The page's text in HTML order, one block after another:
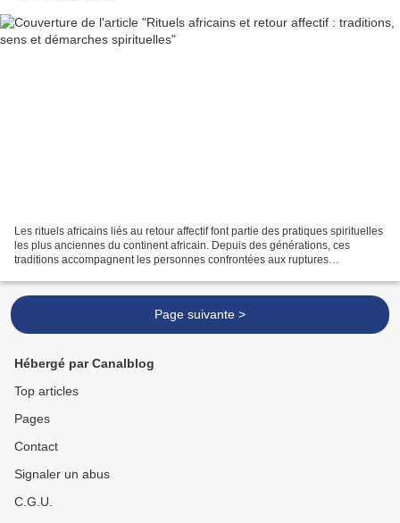
Les rituels africains liés au retour affectif font partie des pratiques spirituelles
les plus anciennes du continent africain. Depuis des générations, ces
traditions accompagnent les personnes confrontées aux ruptures
Page suivante >
Hébergé par Canalblog
Top articles
Pages
Contact
Signaler un abus
C.G.U.